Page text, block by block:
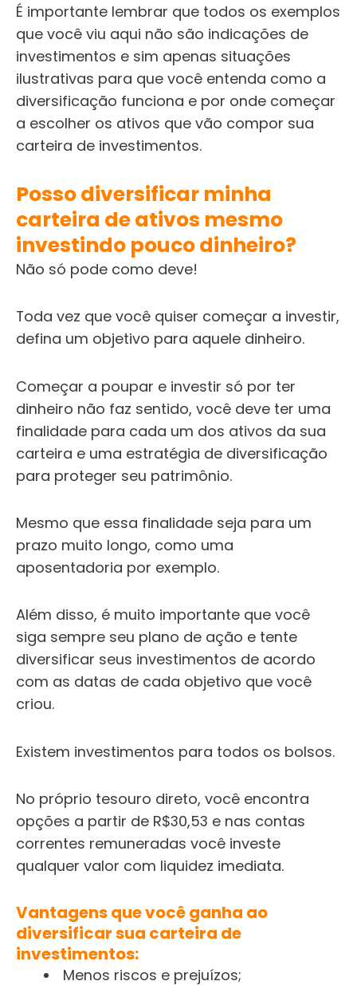
É importante lembrar que todos os exemplos
que você viu aqui não são indicações de
investimentos e sim apenas situações
ilustrativas para que você entenda como a
diversificação funciona e por onde começar
a escolher os ativos que vão compor sua
carteira de investimentos.
Posso diversificar minha
carteira de ativos mesmo
investindo pouco dinheiro?
Não só pode como deve!
Toda vez que você quiser começar a investir,
defina um objetivo para aquele dinheiro.
Começar a poupar e investir só por ter
dinheiro não faz sentido, você deve ter uma
finalidade para cada um dos ativos da sua
carteira e uma estratégia de diversificação
para proteger seu patrimônio.
Mesmo que essa finalidade seja para um
prazo muito longo, como uma
aposentadoria por exemplo.
Além disso, é muito importante que você
siga sempre seu plano de ação e tente
diversificar seus investimentos de acordo
com as datas de cada objetivo que você
criou.
Existem investimentos para todos os bolsos.
No próprio tesouro direto, você encontra
opções a partir de R$30,53 e nas contas
correntes remuneradas você investe
qualquer valor com liquidez imediata.
Vantagens que você ganha ao
diversificar sua carteira de
investimentos:
Menos riscos e prejuízos;